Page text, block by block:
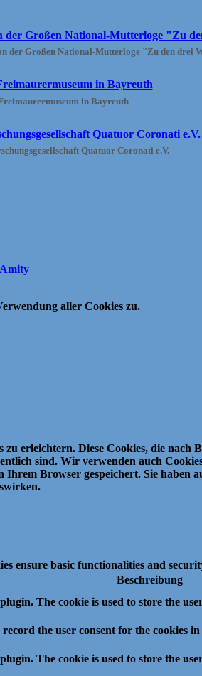
der Großen National-Mutterloge "Zu den drei
in Bayreuth
Quatuor Coronati e.V.
aller Cookies zu.
zu erleichtern. Diese Cookies, die nach
sind. Wir verwenden auch
Ihrem Browser gespeichert. Sie haben
ensure basic functionalities and
Beschreibung
The cookie is used to store the
the user consent for the cookies
The cookie is used to store the